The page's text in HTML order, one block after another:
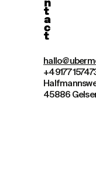
n
t
a
c
t
+49177
45886